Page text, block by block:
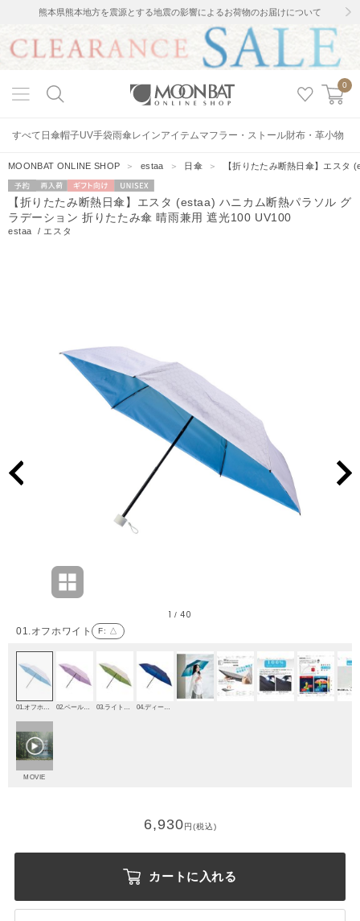
熊本県熊本地方を震源とする地震の影響によるお荷物のお届けについて
0
すべて 日傘帽子UV手袋雨傘レインアイテムマフラー・ストール財布・革小物
MOONBAT ONLINE SHOP ＞estaa ＞ 日傘 ＞ 【折りたたみ断熱日傘】エスタ
予約 再入荷
ギフト向
け
UNISEX
【折りたたみ断熱日傘】エスタ (estaa) ハニカム断熱パラソル グ
ラデーション 折りたたみ傘 晴雨兼用 遮光100 UV100
estaa / エスタ
01.オフホワイト F: △
1 /40
MOVIE
6,930円(税込)
カートに入れる